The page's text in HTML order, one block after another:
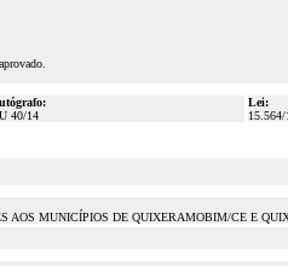
40/14
Lei:
15.564/
MUNICÍPIOS DE QUIXERAMOBIM/CE E